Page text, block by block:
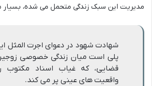
مدیریت این سبک زندگی متحمل می شده،
شهادت شهود در دعوای اجرت المثل
پلی است میان زندگی خصوصی
قضایی، که غیاب اسناد مکتوب
واقعیت های عینی پر می کند.